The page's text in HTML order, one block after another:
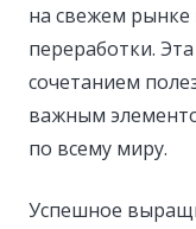
на свежем
переработки.
сочетанием
важным
по всему миру.
Успешное